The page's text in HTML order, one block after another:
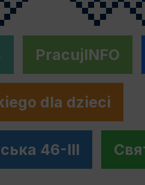
PracujINFO
dla dzieci
46-III